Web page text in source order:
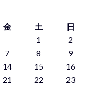
金 土
日
1
2
7 8
9
14 15
16
21 22
23